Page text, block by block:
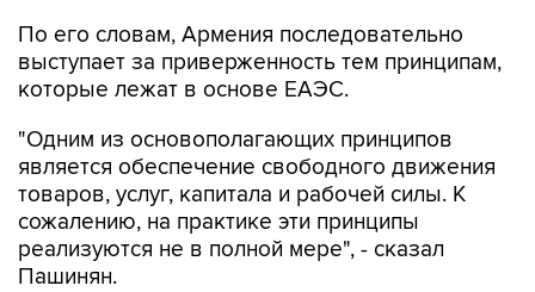
По его словам, Армения последовательно
выступает за приверженность тем принципам,
которые лежат в основе ЕАЭС.
"Одним из основополагающих принципов
является обеспечение свободного движения
товаров, услуг, капитала и рабочей силы. К
сожалению, на практике эти принципы
реализуются не в полной мере", - сказал
Пашинян.